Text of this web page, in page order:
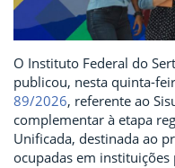
O Instituto Federal do
publicou, nesta quinta-
89/2026, referente ao
complementar à etapa
Unificada, destinada ao
ocupadas em